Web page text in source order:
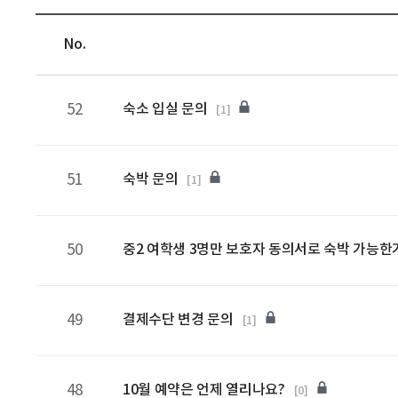
No.
52 숙소 입실 문의 [1]
51 숙박 문의 [1]
50 중2 여학생 3명만 보호자 동의서로 숙박 가능한
49 결제수단 변경 문의 [1]
48 10월 예약은 언제 열리나요? [0]